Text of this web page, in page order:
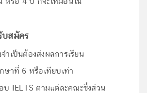
บสมัคร
ำเป็นต้องส่งผลการเรียน
ษาที่ 6 หรือเทียบเท่า
บ IELTS ตามแต่ละคณะซึ่งส่วน